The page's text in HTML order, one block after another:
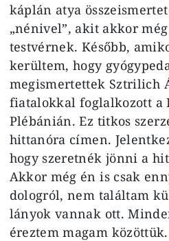
káplán atya
„nénivel”, akit akkor
testvérnek. Később,
kerültem, hogy
megismertettek Sztrilich
fiatalokkal foglalkozott a
Plébánián. Ez titkos
hittanóra címen.
hogy szeretnék jönni a
Akkor még én is csak
dologról, nem találtam
lányok vannak ott.
éreztem magam közöttük.